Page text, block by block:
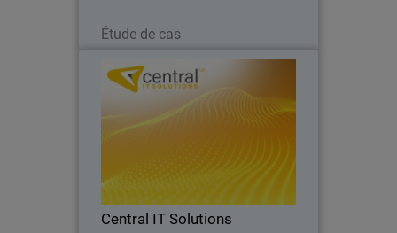
Étude de cas
Central IT Solutions
Central IT Solutions
Un MSP en pleine expansion s’associe à